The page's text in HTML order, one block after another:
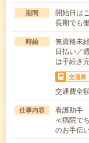
期間
開始日は
長期でも
時給
無資格未
日払い／
は手続き
交通費
交通費全
仕事内容
看護助手
≪病院で
のお手伝